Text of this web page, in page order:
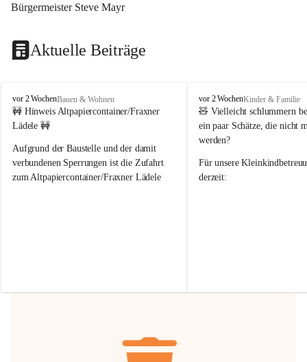
Bürgermeister Steve Mayr
Aktuelle Beiträge
F
r
a
e
r
n
vor 2 WochenBauen & Wohnen
🚧 Hinweis Altpapiercontainer/Fraxner
Lädele 🚧
Aufgrund der Baustelle und der damit
verbundenen Sperrungen ist die Zufahrt
zum Altpapiercontainer/Fraxner Lädele
Hilfsbereitschaft!
F
r
a
x
r
n
vor 2 WochenKinder & Familie
🧸 Vielleicht schlummern
ein paar Schätze, die nicht
werden?
Für unsere
derzeit: